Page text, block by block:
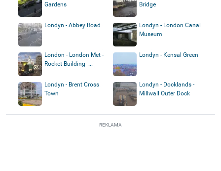
Gardens
Bridge
Londyn - Abbey Road
Londyn - London Canal
Museum
London - London Met -
Rocket Building -...
Londyn - Kensal Green
Londyn - Brent Cross
Town
Londyn - Docklands -
Millwall Outer Dock
REKLAMA